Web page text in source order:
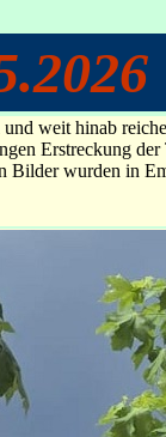
weit hinab
Erstreckung
Bilder wurden in